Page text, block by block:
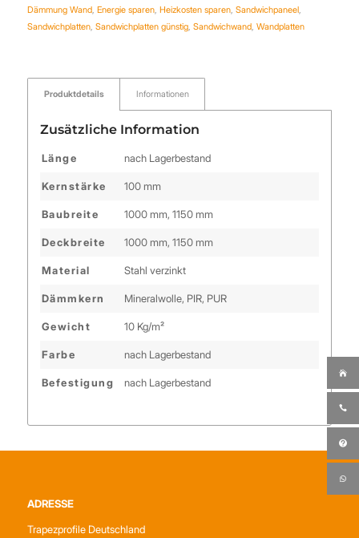
Dämmung Wand, Energie sparen, Heizkosten sparen, Sandwichpaneel,
Sandwichplatten, Sandwichplatten günstig, Sandwichwand, Wandplatten
Produktdetails Informationen
Zusätzliche Information
Länge nach Lagerbestand
Kernstärke 100 mm
Baubreite 1000 mm, 1150 mm
Deckbreite 1000 mm, 1150 mm
Material Stahl verzinkt
Dämmkern Mineralwolle, PIR, PUR
Gewicht 10 Kg/m²
Farbe nach Lagerbestand
Befestigung nach Lagerbestand
ADRESSE
Trapezprofile Deutschland